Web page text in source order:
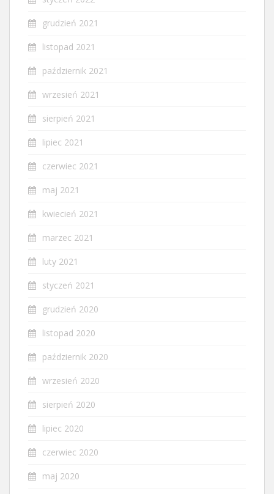
grudzień 2021
listopad 2021
październik 2021
wrzesień 2021
sierpień 2021
lipiec 2021
czerwiec 2021
maj 2021
kwiecień 2021
marzec 2021
luty 2021
styczeń 2021
grudzień 2020
listopad 2020
październik 2020
wrzesień 2020
sierpień 2020
lipiec 2020
czerwiec 2020
maj 2020